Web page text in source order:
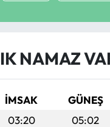
NAMAZ
İMSAK GÜNEŞ
03:20 05:02